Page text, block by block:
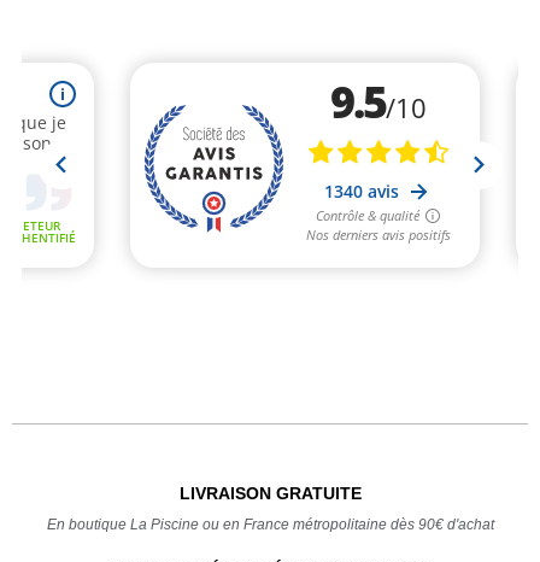
LIVRAISON GRATUITE
En boutique La Piscine ou en France métropolitaine dès 90€ d'achat